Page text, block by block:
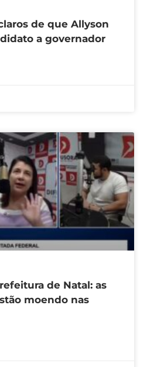
de que Allyson
a governador
de Natal: as
moendo nas